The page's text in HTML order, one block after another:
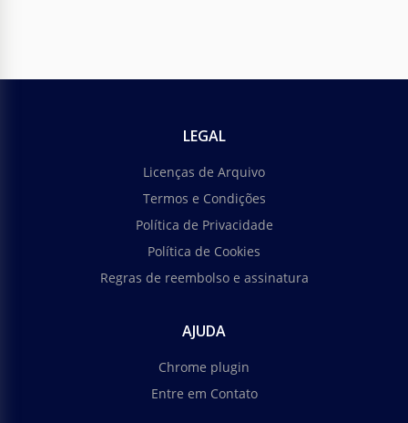
LEGAL
Licenças de Arquivo
Termos e Condições
Política de Privacidade
Política de Cookies
Regras de reembolso e assinatura
AJUDA
Chrome plugin
Entre em Contato